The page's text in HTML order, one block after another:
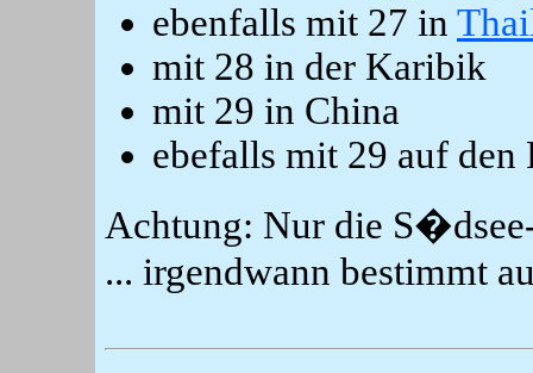
ebenfalls mit 27 in
mit 28 in der Karibik
mit 29 in China
ebefalls mit 29 auf den
Achtung: Nur die
... irgendwann bestimmt